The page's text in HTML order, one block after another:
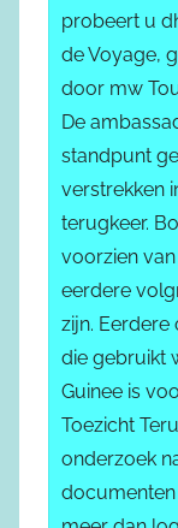
probeert u
de Voyage,
door mw
De
standpunt
verstrekken
terugkeer.
voorzien
eerdere
zijn.
die gebruikt
Guinee is
Toezicht
onderzoek
documenten